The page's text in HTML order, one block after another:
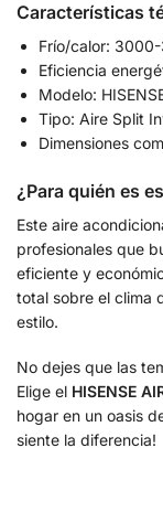
Características
Frío/calor:
Eficiencia
Modelo:
Tipo: Aire Split
Dimensiones
¿Para quién es
Este aire
profesionales que
eficiente y
total sobre el clima
estilo.
No dejes que las
Elige el HISENSE
hogar en un oasis
siente la diferencia!